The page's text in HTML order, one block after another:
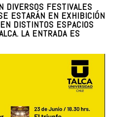
DIVERSOS FESTIVALES
ESTARÁN EN EXHIBICIÓN
DISTINTOS ESPACIOS
LA ENTRADA ES